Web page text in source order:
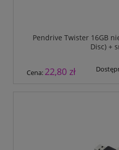
Pendrive Twister 16GB
Disc) +
Cena: 22,80 zł